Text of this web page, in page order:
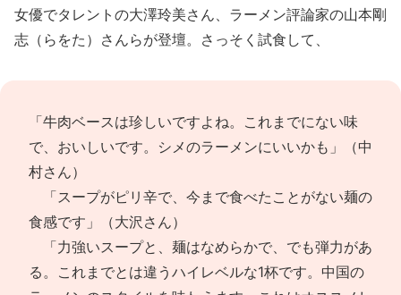
女優でタレントの大澤玲美さん、ラーメン評論家の山本剛
志（らをた）さんらが登壇。さっそく試食して、
「牛肉ベースは珍しいですよね。これまでにない味
で、おいしいです。シメのラーメンにいいかも」（中
村さん）
「スープがピリ辛で、今まで食べたことがない麺の
食感です」（大沢さん）
「力強いスープと、麺はなめらかで、でも弾力があ
る。これまでとは違うハイレベルな1杯です。中国の